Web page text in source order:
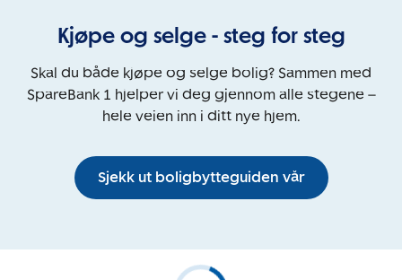
Kjøpe og selge - steg for steg
Skal du både kjøpe og selge bolig? Sammen med
SpareBank 1 hjelper vi deg gjennom alle stegene –
hele veien inn i ditt nye hjem.
Sjekk ut boligbytteguiden vår